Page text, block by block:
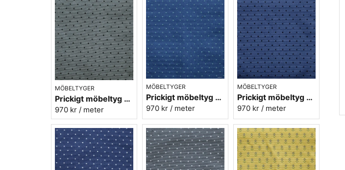
MÖBELTYGER
Prickigt möbeltyg - grå Micro nr.91
970 kr / meter
MÖBELTYGER
Prickigt möbeltyg blå-grön Micro nr.52
970 kr / meter
MÖBELTYGER
Prickigt möbeltyg blå-svart Micro nr.53
970 kr / meter